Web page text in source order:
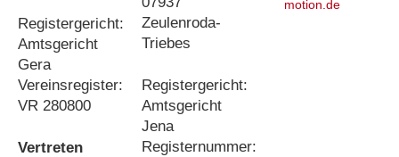
Registergericht:
Amtsgericht
Gera
Vereinsregister:
VR 280800
Vertreten
Zeulenroda-
Triebes
Registergericht:
Amtsgericht
Jena
Registernummer:
motion.de